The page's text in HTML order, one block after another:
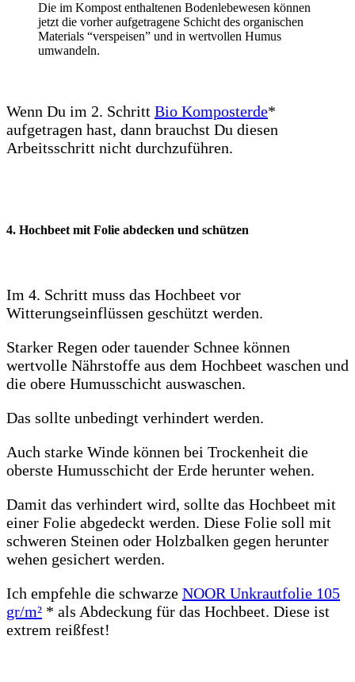
Die im Kompost enthaltenen Bodenlebewesen können
jetzt die vorher aufgetragene Schicht des organischen
Materials “verspeisen” und in wertvollen Humus
umwandeln.
Wenn Du im 2. Schritt Bio Komposterde*
aufgetragen hast, dann brauchst Du diesen
Arbeitsschritt nicht durchzuführen.
4. Hochbeet mit Folie abdecken und schützen
Im 4. Schritt muss das Hochbeet vor
Witterungseinflüssen geschützt werden.
Starker Regen oder tauender Schnee können
wertvolle Nährstoffe aus dem Hochbeet waschen und
die obere Humusschicht auswaschen.
Das sollte unbedingt verhindert werden.
Auch starke Winde können bei Trockenheit die
oberste Humusschicht der Erde herunter wehen.
Damit das verhindert wird, sollte das Hochbeet mit
einer Folie abgedeckt werden. Diese Folie soll mit
schweren Steinen oder Holzbalken gegen herunter
wehen gesichert werden.
Ich empfehle die schwarze NOOR Unkrautfolie 105
gr/m² * als Abdeckung für das Hochbeet. Diese ist
extrem reißfest!